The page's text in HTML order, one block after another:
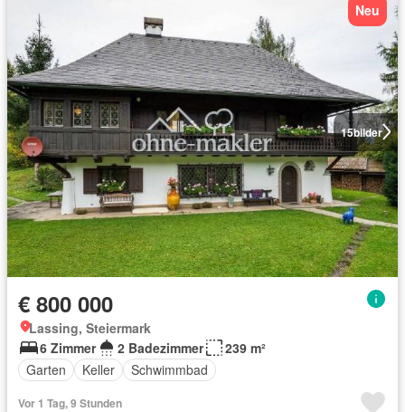
15bilder
Neu
€ 800 000
Lassing, Steiermark
6 Zimmer
2 Badezimmer
239 m²
Garten
Keller Schwimmbad
Vor 1 Tag, 9 Stunden